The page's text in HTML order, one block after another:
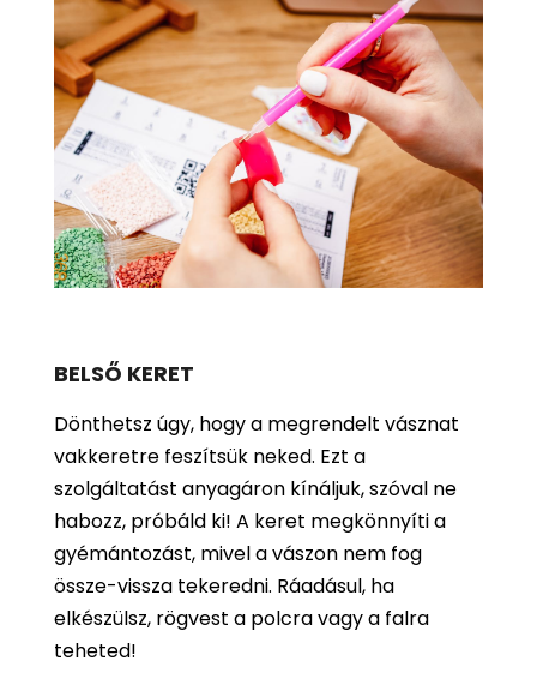
BELSŐ KERET
Dönthetsz úgy, hogy a megrendelt vásznat
vakkeretre feszítsük neked. Ezt a
szolgáltatást anyagáron kínáljuk, szóval ne
habozz, próbáld ki! A keret megkönnyíti a
gyémántozást, mivel a vászon nem fog
össze-vissza tekeredni. Ráadásul, ha
elkészülsz, rögvest a polcra vagy a falra
teheted!